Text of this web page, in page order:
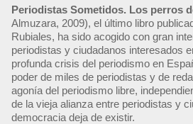
Periodistas Sometidos. Los perros
Almuzara, 2009), el último libro
Rubiales, ha sido acogido con gran
periodistas y ciudadanos interesados
profunda crisis del periodismo en
poder de miles de periodistas y de
agonía del periodismo libre,
de la vieja alianza entre periodistas y
democracia deja de existir.